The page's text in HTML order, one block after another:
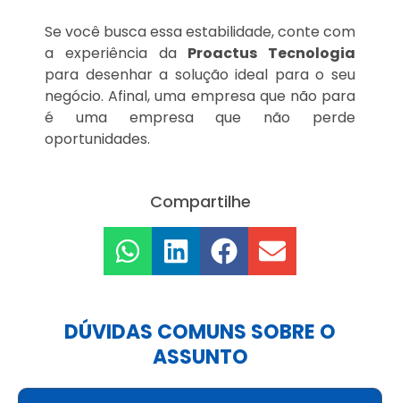
Se você busca essa estabilidade, conte com
a experiência da Proactus Tecnologia
para desenhar a solução ideal para o seu
negócio. Afinal, uma empresa que não para
é uma empresa que não perde
oportunidades.
Compartilhe
DÚVIDAS COMUNS SOBRE O
ASSUNTO